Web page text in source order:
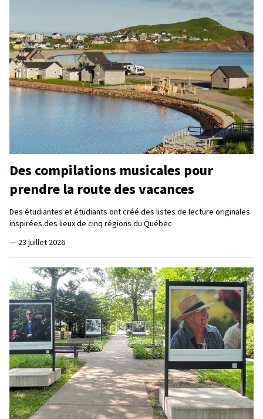
Des compilations musicales pour
prendre la route des vacances
Des étudiantes et étudiants ont créé des listes de lecture originales
inspirées des lieux de cinq régions du Québec
— 23 juillet 2026